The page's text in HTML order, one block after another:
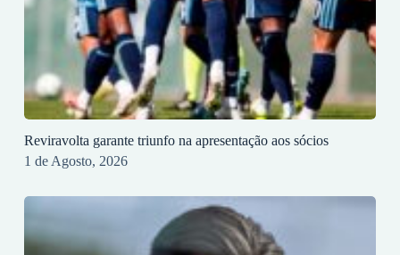
Reviravolta garante triunfo na apresentação aos sócios
1 de Agosto, 2026